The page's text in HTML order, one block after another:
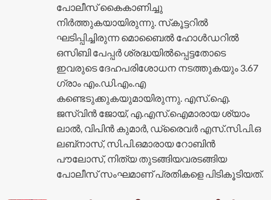
പോലീസ് കൈകാണിച്ചു
നിർത്തുകയായിരുന്നു. സ്‌കൂട്ടറിൽ
ഘടിപ്പിച്ചിരുന്ന മൊബൈൽ ഹോൾഡറിൽ
ഒസിബി പേപ്പർ ശ്രദ്ധയിൽപ്പെട്ടതോടെ
ഇവരുടെ ദേഹപരിശോധന നടത്തുകയും 3.67
ഗ്രാം എം.ഡി.എം.എ
കണ്ടെടുക്കുകയുമായിരുന്നു. എസ്.ഐ.
ജസ്‌വിൻ ജോയ്, എ.എസ്.ഐമാരായ ശ്യാം
ലാൽ, വിപിൻ കുമാർ, ഡ്രൈവർ എസ്.സി.പി.ഒ
ലബ്‌നാസ്, സി.പി.ഒമാരായ റോബിൻ
പൗലോസ്, നിത്യ തുടങ്ങിയവരടങ്ങിയ
പോലീസ് സംഘമാണ് പ്രതികളെ പിടികൂടിയത്.